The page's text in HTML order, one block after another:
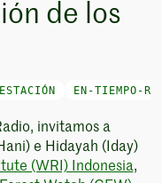
de los
EN-TIEMPO-
invitamos a
e Hidayah (Iday)
(WRI) Indonesia,